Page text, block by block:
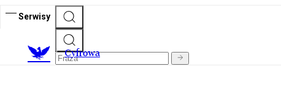
Serwisy
Cyfrowa